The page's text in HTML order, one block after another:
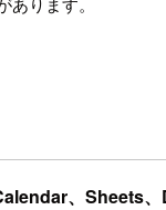
、Sheets